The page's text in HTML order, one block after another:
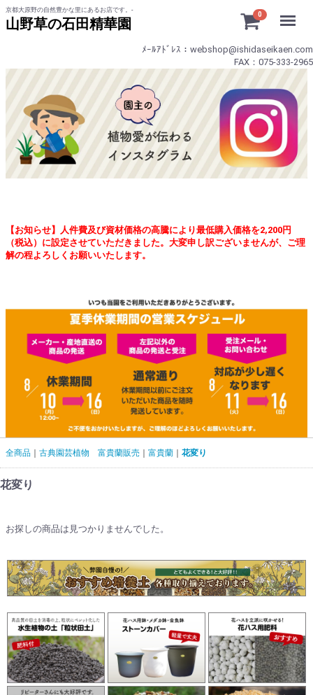
京都大原野の自然豊かな里にあるお店です。-
山野草の石田精華園
0
ﾒｰﾙｱﾄﾞﾚｽ：webshop@ishidaseikaen.com
FAX：075-333-2965
【お知らせ】人件費及び資材価格の高騰により最低購入価格を2,200円
（税込）に設定させていただきました。大変申し訳ございませんが、ご理
解の程よろしくお願いいたします。
全商品 古典園芸植物 富貴蘭販売 富貴蘭 花変り
花変り
お探しの商品は見つかりませんでした。